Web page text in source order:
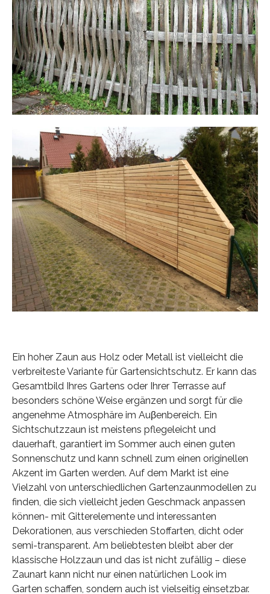
Ein hoher Zaun aus Holz oder Metall ist vielleicht die
verbreiteste Variante für Gartensichtschutz. Er kann das
Gesamtbild Ihres Gartens oder Ihrer Terrasse auf
besonders schöne Weise ergänzen und sorgt für die
angenehme Atmosphäre im Auβenbereich. Ein
Sichtschutzzaun ist meistens pflegeleicht und
dauerhaft, garantiert im Sommer auch einen guten
Sonnenschutz und kann schnell zum einen originellen
Akzent im Garten werden. Auf dem Markt ist eine
Vielzahl von unterschiedlichen Gartenzaunmodellen zu
finden, die sich vielleicht jeden Geschmack anpassen
können- mit Gitterelemente und interessanten
Dekorationen, aus verschieden Stoffarten, dicht oder
semi-transparent. Am beliebtesten bleibt aber der
klassische Holzzaun und das ist nicht zufällig – diese
Zaunart kann nicht nur einen natürlichen Look im
Garten schaffen, sondern auch ist vielseitig einsetzbar.